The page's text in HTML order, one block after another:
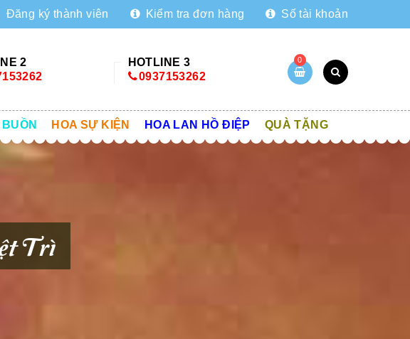
Đăng ký thành viên Kiểm tra đơn hàng Số tài khoản
2
HOTLINE 3
0937153262
0
HOA SỰ KIỆN HOA LAN HỒ ĐIỆP QUÀ TẶNG
Trì